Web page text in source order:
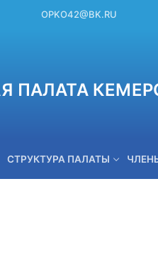
OPKO42@BK.RU
ПАЛАТА
СТРУКТУРА ПАЛАТЫ